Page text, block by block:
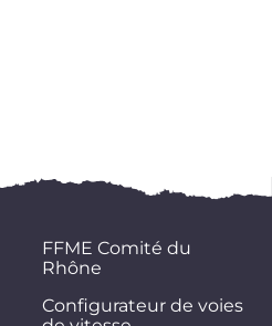
FFME Comité du
Rhône
Configurateur de voies